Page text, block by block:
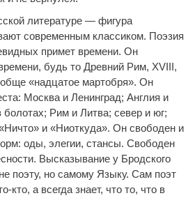
литературе — фигура
современным классиком. Поэзия
примет времени. Он
будь то Древний Рим, ХVIII,
«надцатое мартобря». Он
Москва и Ленинград; Англия и
болотах; Рим и Литва; север и юг;
и «Ниоткуда». Он свободен и
оды, элегии, стансы. Свободен
Высказывание у Бродского
поэту, но самому Языку. Сам поэт
кто, а всегда знает, что то, что в